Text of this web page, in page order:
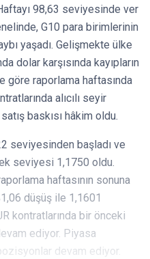
98,63 seviyesinde ver
G10 para birimlerinin
yaşadı. Gelişmekte ülke
dolar karşısında kayıpların
göre raporlama haftasında
alıcılı seyir
baskısı hâkim oldu.
seviyesinden başladı ve
seviyesi 1,1750 oldu.
haftasının sonuna
düşüş ile 1,1601
kontratlarında bir önceki
ediyor. Piyasa
devam ediyor.